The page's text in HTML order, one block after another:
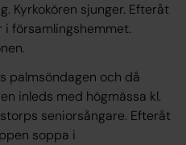
Kyrkokören sjunger. Efteråt
församlingshemmet.
palmsöndagen och då
inleds med högmässa kl.
seniorsångare. Efteråt
soppa i